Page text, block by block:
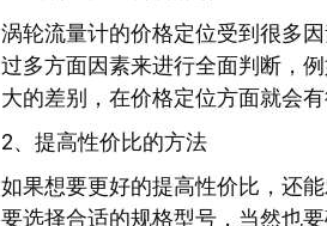
涡轮流量计的价格定位受到很多
过多方面因素来进行全面判断，
大的差别，在价格定位方面就会
2、提高性价比的方法
如果想要更好的提高性价比，还
要选择合适的规格型号，当然也